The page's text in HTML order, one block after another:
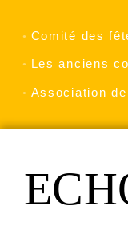
Comité des
Les anciens
Association